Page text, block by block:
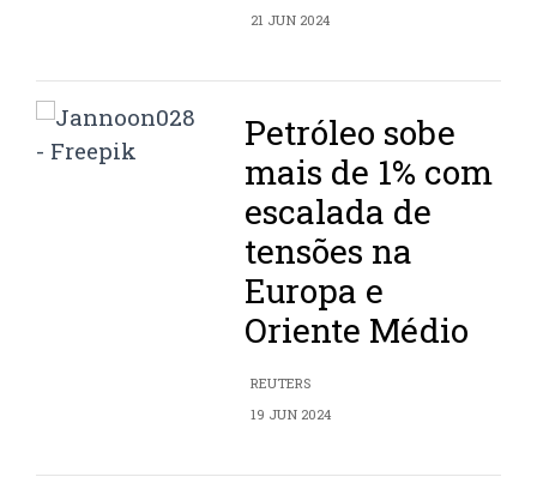
21 JUN 2024
Petróleo sobe
mais de 1% com
escalada de
tensões na
Europa e
Oriente Médio
REUTERS
19 JUN 2024